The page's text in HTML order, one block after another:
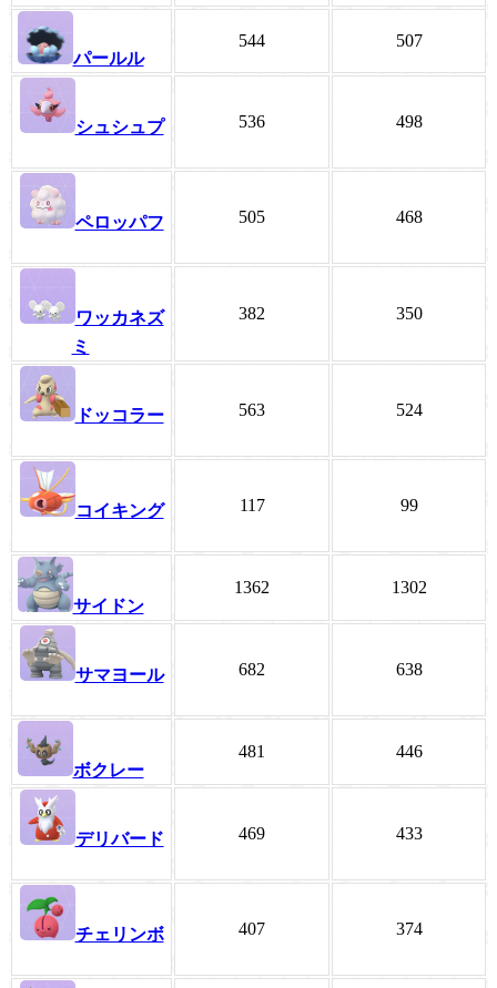
パールル
544 507
シュシュプ 536 498
ペロッパフ 505 468
ワッカネズ
ミ
382 350
ドッコラー 563 524
コイキング 117 99
サイドン
1362 1302
サマヨール 682 638
ボクレー
481 446
デリバード 469 433
チェリンボ 407 374